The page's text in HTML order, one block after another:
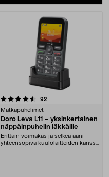
92arvostelut
Matkapuhelimet
Doro Leva L11 – yksinkertainen
näppäinpuhelin iäkkäille
Erittäin voimakas ja selkeä ääni –
yhteensopiva kuulolaitteiden kanssa